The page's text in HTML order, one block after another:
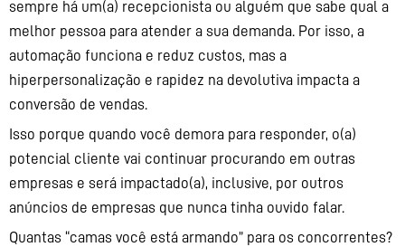
sempre há um(a) recepcionista ou alguém que sabe qual a
melhor pessoa para atender a sua demanda. Por isso, a
automação funciona e reduz custos, mas a
hiperpersonalização e rapidez na devolutiva impacta a
conversão de vendas.
Isso porque quando você demora para responder, o(a)
potencial cliente vai continuar procurando em outras
empresas e será impactado(a), inclusive, por outros
anúncios de empresas que nunca tinha ouvido falar.
Quantas “camas você está armando” para os concorrentes?